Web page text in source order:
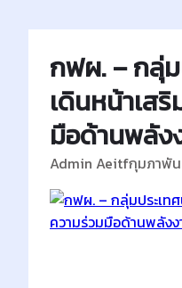
กฟผ. – กลุ่
เดินหน้าเส
มือด้านพลัง
Admin Aeitfกุมภาพัน